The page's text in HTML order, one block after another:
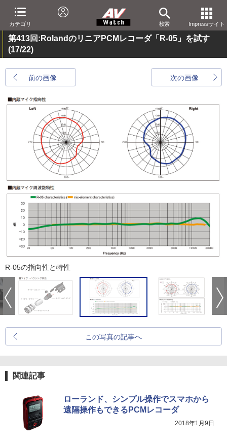
カテゴリ 検索 Impressサイト
第413回:RolandのリニアPCMレコーダ「R-05」を試す
(17/22)
前の画像 次の画像
R-05の指向性と特性
この写真の記事へ
関連記事
ローランド、シンプル操作でスマホから
遠隔操作もできるPCMレコーダ
2018年1月9日